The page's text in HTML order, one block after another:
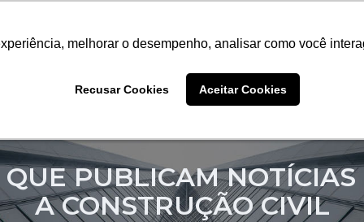
melhorar o desempenho, analisar como você
Recusar Cookies Aceitar Cookies
melhorar o desempenho, analisar como você
Recusar Cookies Aceitar Cookies
melhorar o desempenho, analisar como você
Recusar Cookies Aceitar Cookies
PUBLICAM NOTÍCIAS
A CONSTRUÇÃO​ ​CIVIL